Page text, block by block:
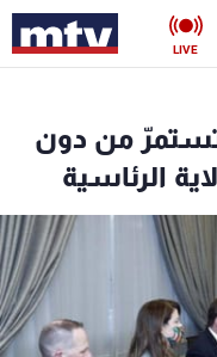
LIVE
من دون
الرئاسية